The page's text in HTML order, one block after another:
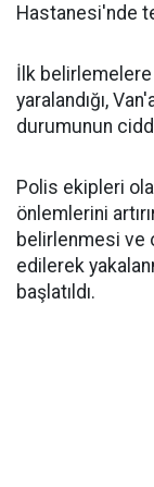
Hastanesi'nde
İlk belirlemelere
yaralandığı,
durumunun
Polis ekipleri
önlemlerini
belirlenmesi ve
edilerek
başlatıldı.